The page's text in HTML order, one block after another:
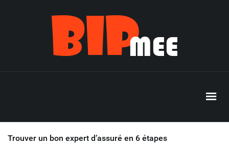
Trouver un bon expert d’assuré en 6 étapes